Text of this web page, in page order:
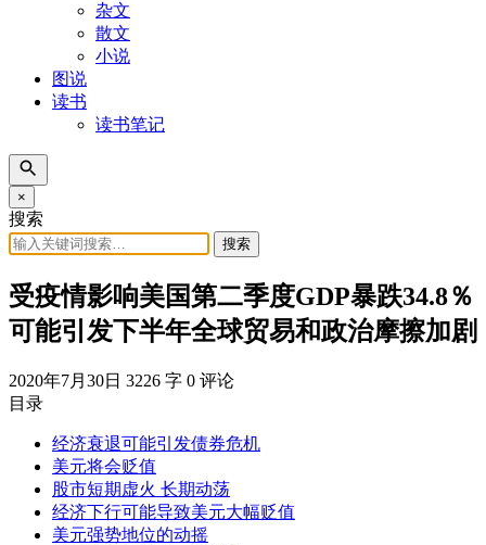
杂文
散文
小说
图说
读书
读书笔记
×
搜索
搜索
受疫情影响美国第二季度GDP暴跌34.8％
可能引发下半年全球贸易和政治摩擦加剧
2020年7月30日 3226 字 0 评论
目录
经济衰退可能引发债券危机
美元将会贬值
股市短期虚火 长期动荡
经济下行可能导致美元大幅贬值
美元强势地位的动摇